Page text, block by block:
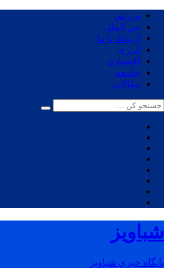
ورزش
بین الملل
ارتباط با ما
انرژی
اقتصادی
جامعه
مقالات
شباویز
پایگاه خبری شباویز